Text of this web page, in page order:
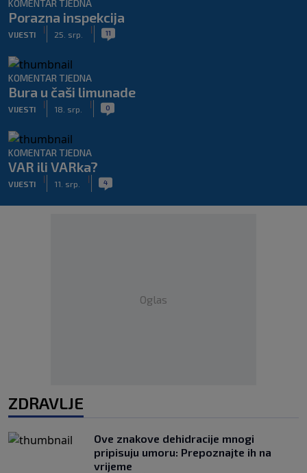
KOMENTAR TJEDNA
Porazna inspekcija
VIJESTI
|
25. srp.
| 11
KOMENTAR TJEDNA
Bura u čaši limunade
VIJESTI
|
18. srp.
| 0
KOMENTAR TJEDNA
VAR ili VARka?
VIJESTI
|
11. srp.
| 4
Oglas
ZDRAVLJE
Ove znakove dehidracije mnogi
pripisuju umoru: Prepoznajte ih na
vrijeme